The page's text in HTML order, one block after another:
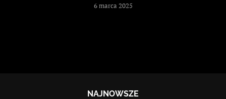
6 marca 2025
NAJNOWSZE